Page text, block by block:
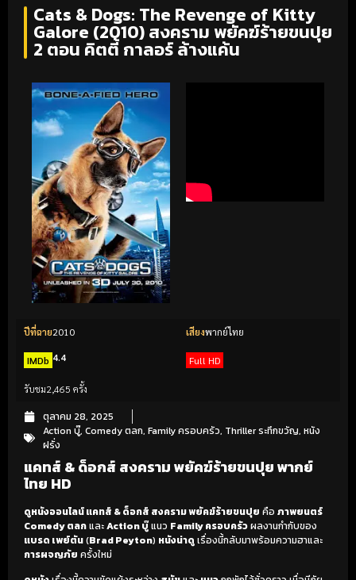
Cats & Dogs: The Revenge of Kitty
Galore (2010) สงคราม พยัคฆ์ร้ายขนปุย
2 ตอน คิตตี้ กาลอร์ ล้างแค้น
ปีที่ฉาย2010 เสียงพากย์ไทย
IMDb 4.4 Full HD
รับชม2,465 ครั้ง
ตุลาคม 28, 2025
Action บู๊, Comedy ตลก, Family ครอบครัว, Thriller ระทึกขวัญ, หนัง
ฝรั่ง
แคทส์ & ด็อกส์ สงคราม พยัคฆ์ร้ายขนปุย พากย์
ไทย HD
ดูหนังออนไลน์ แคทส์ & ด็อกส์ สงคราม พยัคฆ์ร้ายขนปุย คือ ภาพยนตร์
Comedy ตลกและAction บู๊แนว Family ครอบครัวผลงานกำกับของ
แบรด เพย์ตัน(Brad Peyton) หนังน่าดูเรื่องนี้กลับมาพร้อมความฮาและ
การผจญภัย ครั้งใหม่